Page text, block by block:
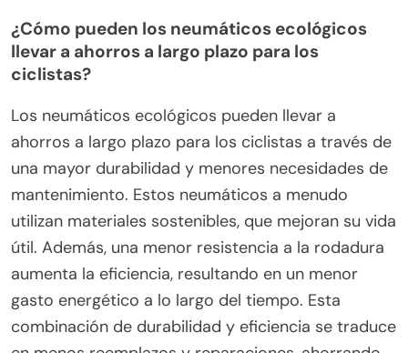
¿Cómo pueden los neumáticos ecológicos
llevar a ahorros a largo plazo para los
ciclistas?
Los neumáticos ecológicos pueden llevar a
ahorros a largo plazo para los ciclistas a través de
una mayor durabilidad y menores necesidades de
mantenimiento. Estos neumáticos a menudo
utilizan materiales sostenibles, que mejoran su vida
útil. Además, una menor resistencia a la rodadura
aumenta la eficiencia, resultando en un menor
gasto energético a lo largo del tiempo. Esta
combinación de durabilidad y eficiencia se traduce